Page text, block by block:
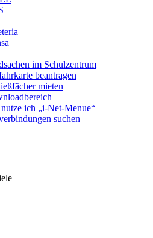
im Schulzentrum
beantragen
mieten
ich „i-Net-Menue“
suchen